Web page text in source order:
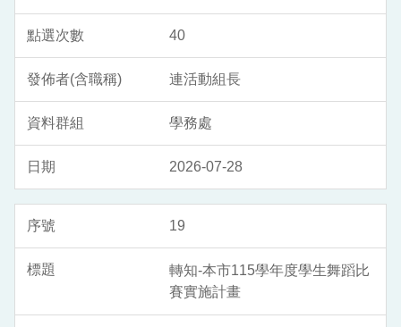
40
連活動組長
學務處
2026-07-28
19
轉知-本市115學年度學生舞蹈比
賽實施計畫